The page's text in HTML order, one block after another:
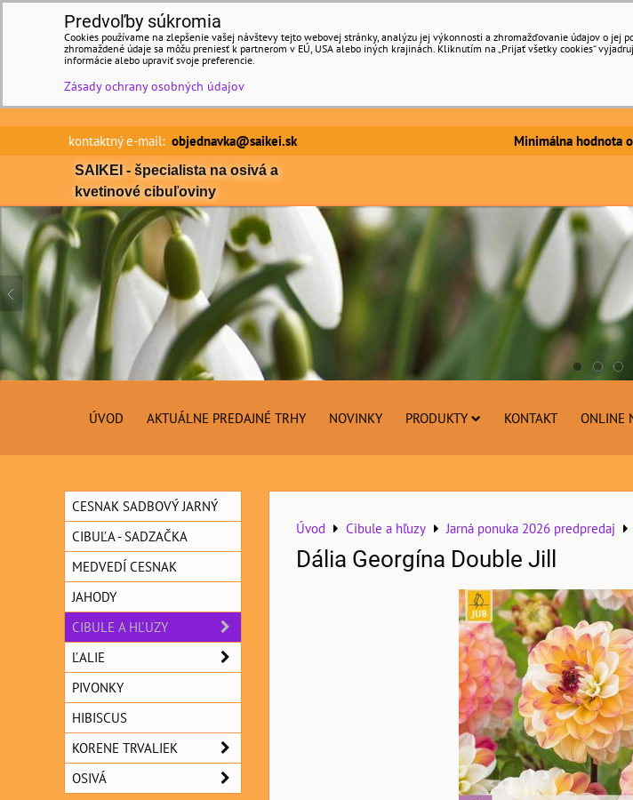
kontaktný e-mail: objednavka@saikei.sk Minimálna hodnota
SAIKEI - špecialista na osivá a
kvetinové cibuľoviny
ÚVOD AKTUÁLNE PREDAJNÉ TRHY NOVINKY PRODUKTY KONTAKT ONLINE
Úvod Cibule a hľuzy Jarná ponuka 2026 predpredaj
Dália Georgína Double Jill
CESNAK SADBOVÝ JARNÝ
CIBUĽA - SADZAČKA
MEDVEDÍ CESNAK
JAHODY
CIBULE A HĽUZY
ĽALIE
PIVONKY
HIBISCUS
KORENE TRVALIEK
OSIVÁ
Predvoľby súkromia
Cookies používame na zlepšenie vašej návštevy tejto webovej stránky, analýzu jej výkonnosti a zhromažďovanie údajov o jej
zhromaždené údaje sa môžu preniesť k partnerom v EÚ, USA alebo iných krajinách. Kliknutím na „Prijať všetky cookies“
informácie alebo upraviť svoje preferencie.
Zásady ochrany osobných údajov